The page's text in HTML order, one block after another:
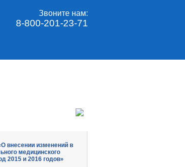
Звоните нам:
8-800-201-23-71
внесении изменений в
медицинского
2015 и 2016 годов»